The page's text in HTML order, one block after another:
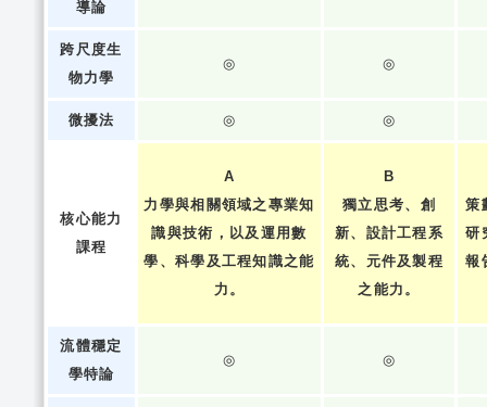
導論
跨尺度生
物力學
◎ ◎
微擾法 ◎ ◎
核心能力
課程
A
力學與相關領域之專業知
識與技術，以及運用數
學、科學及工程知識之能
力。
B
獨立思考、創
新、設計工程系
統、元件及製程
之能力。
策
研
報
流體穩定
學特論
◎ ◎